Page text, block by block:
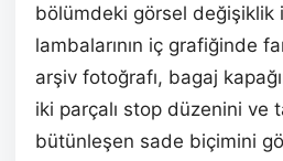
bölümdeki görsel değişiklik
lambalarının iç grafiğinde
arşiv fotoğrafı, bagaj
iki parçalı stop düzenini ve
bütünleşen sade biçimini